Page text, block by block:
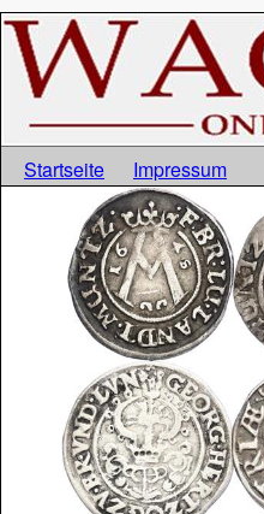
Startseite Impressum